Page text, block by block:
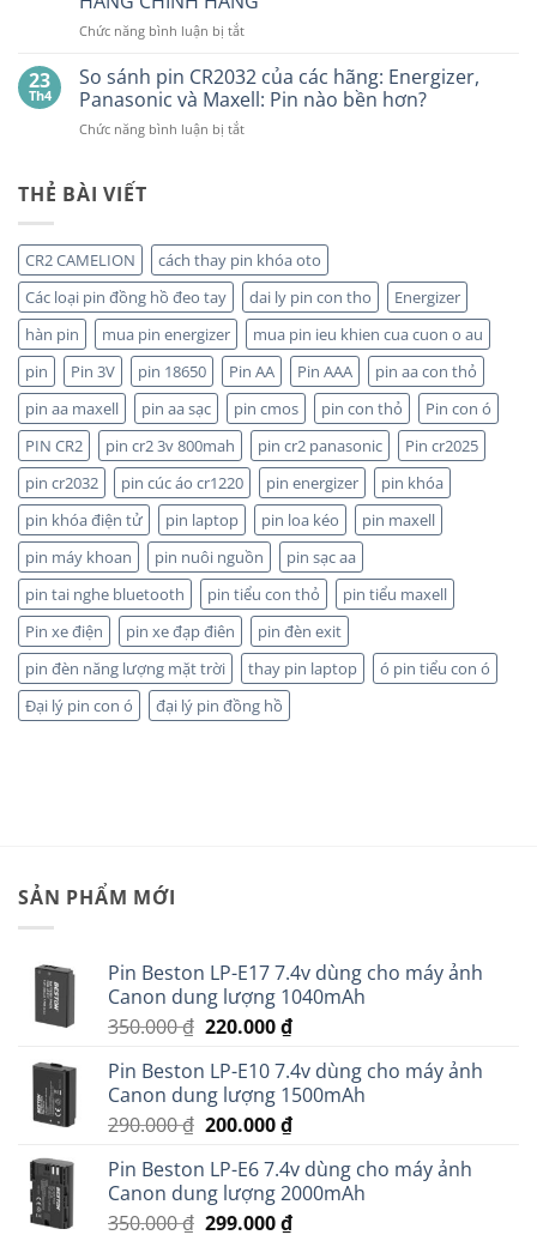
ở
đâu
CR2032S Cao
cấp
GPA76F-
2C10
Vỉ
10
Viên
Chức năng bình luận bị tắtở
PHÂN
PHỐI,
ĐẠI
LÝ
HÀ
NỘI
&
TP.HCM:
UY
TÍN,
CHIẾT
KHẤU
CAO,
HÀNG
CHÍNH
HÃNG
23
Th4
So sánh pin CR2032 của các hãng: Energizer,
Panasonic và Maxell: Pin nào bền hơn?
Chức năng bình luận bị tắtở
các
hãng:
Energizer,
Panasonic
và
Maxell:
Pin
nào
bền
hơn?
THẺ BÀI VIẾT
CR2 CAMELION
cách thay pin khóa oto
Các loại pin đồng hồ đeo tay
dai ly pin con tho
Energizer
hàn pin
mua pin energizer
mua pin ieu khien cua cuon o au
pin
Pin 3V pin 18650 Pin AA Pin AAA
pin aa con thỏ
pin aa maxell
pin aa sạc pin cmos pin con thỏ
Pin con ó
PIN CR2
pin cr2 3v 800mah pin cr2 panasonic
Pin cr2025
pin cr2032
pin cúc áo cr1220 pin energizer
pin khóa
pin khóa điện tử
pin laptop pin loa kéo
pin maxell
pin máy khoan
pin nuôi nguồn
pin sạc aa
pin tai nghe bluetooth
pin tiểu con thỏ
pin tiểu maxell
Pin xe điện
pin xe đạp điên
pin đèn exit
pin đèn năng lượng mặt trời
thay pin laptop
ó pin tiểu con ó
Đại lý pin con ó
đại lý pin đồng hồ
SẢN PHẨM MỚI
Pin Beston LP-E17 7.4v dùng cho máy ảnh
Canon dung lượng 1040mAh
350.000₫ Giá
là:
350.000 ₫.
220.000₫Giá
tại
là:
220.000 ₫.
Pin Beston LP-E10 7.4v dùng cho máy ảnh
Canon dung lượng 1500mAh
290.000₫ Giá
là:
290.000 ₫.
200.000₫Giá
tại
là:
200.000 ₫.
Pin Beston LP-E6 7.4v dùng cho máy ảnh
Canon dung lượng 2000mAh
350.000₫ Giá
299.000₫Giá